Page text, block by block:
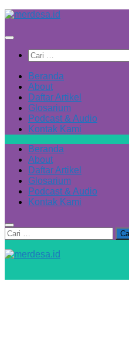
Skip
content
Cari
untuk:
Beranda
About
Daftar Artikel
Glosarium
Podcast & Audio
Kontak Kami
Beranda
About
Daftar Artikel
Glosarium
Podcast & Audio
Kontak Kami
Cari
untuk: